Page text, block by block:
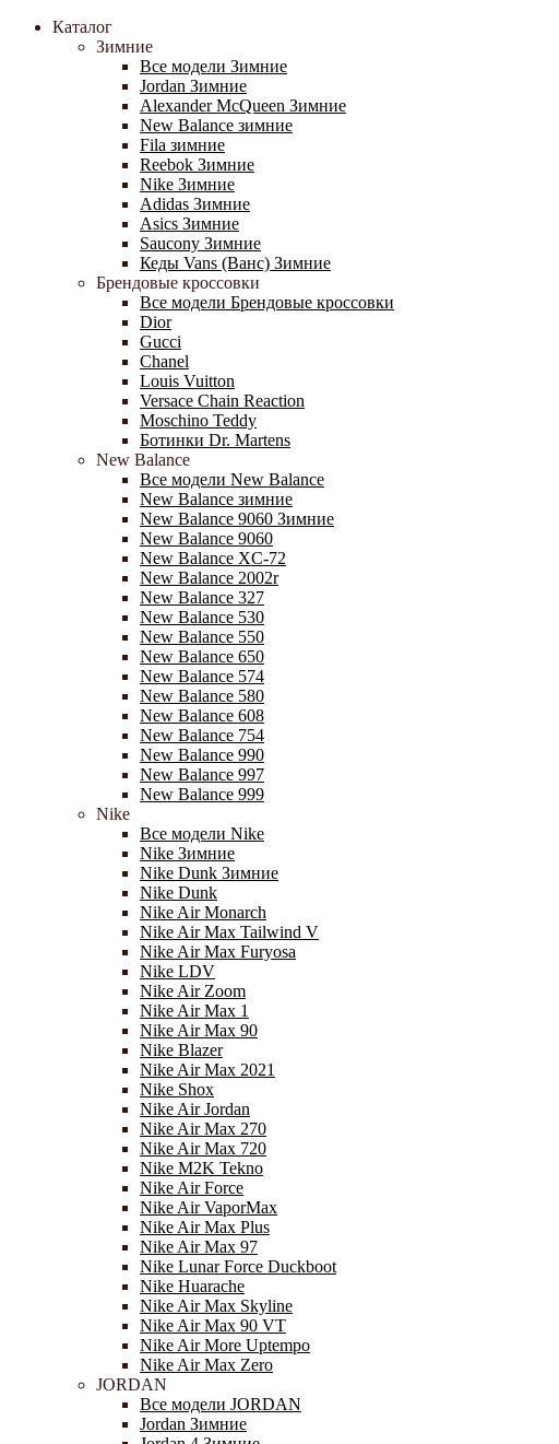
Каталог
Зимние
Все модели Зимние
Jordan Зимние
Alexander McQueen Зимние
New Balance зимние
Fila зимние
Reebok Зимние
Nike Зимние
Adidas Зимние
Asics Зимние
Saucony Зимние
Кеды Vans (Ванс) Зимние
Брендовые кроссовки
Все модели Брендовые кроссовки
Dior
Gucci
Chanel
Louis Vuitton
Versace Chain Reaction
Moschino Teddy
Ботинки Dr. Martens
New Balance
Все модели New Balance
New Balance зимние
New Balance 9060 Зимние
New Balance 9060
New Balance XC-72
New Balance 2002r
New Balance 327
New Balance 530
New Balance 550
New Balance 650
New Balance 574
New Balance 580
New Balance 608
New Balance 754
New Balance 990
New Balance 997
New Balance 999
Nike
Все модели Nike
Nike Зимние
Nike Dunk Зимние
Nike Dunk
Nike Air Monarch
Nike Air Max Tailwind V
Nike Air Max Furyosa
Nike LDV
Nike Air Zoom
Nike Air Max 1
Nike Air Max 90
Nike Blazer
Nike Air Max 2021
Nike Shox
Nike Air Jordan
Nike Air Max 270
Nike Air Max 720
Nike M2K Tekno
Nike Air Force
Nike Air VaporMax
Nike Air Max Plus
Nike Air Max 97
Nike Lunar Force Duckboot
Nike Huarache
Nike Air Max Skyline
Nike Air Max 90 VT
Nike Air More Uptempo
Nike Air Max Zero
JORDAN
Все модели JORDAN
Jordan Зимние